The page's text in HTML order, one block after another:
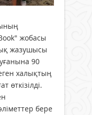
жобасы
жазушысы
90
халықтың
өткізілді.
бере